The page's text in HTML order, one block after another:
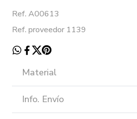
Ref. A00613
Ref. proveedor 1139
Material
Info. Envío